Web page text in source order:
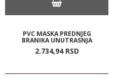
PVC MASKA PREDNJEG
BRANIKA UNUTRASNJA
2.734,94 RSD